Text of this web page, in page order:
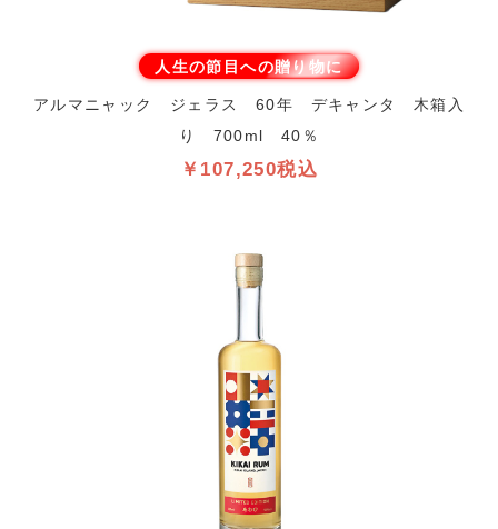
人生の節目への贈り物に
アルマニャック ジェラス 60年 デキャンタ 木箱入
り 700ml 40％
￥107,250税込